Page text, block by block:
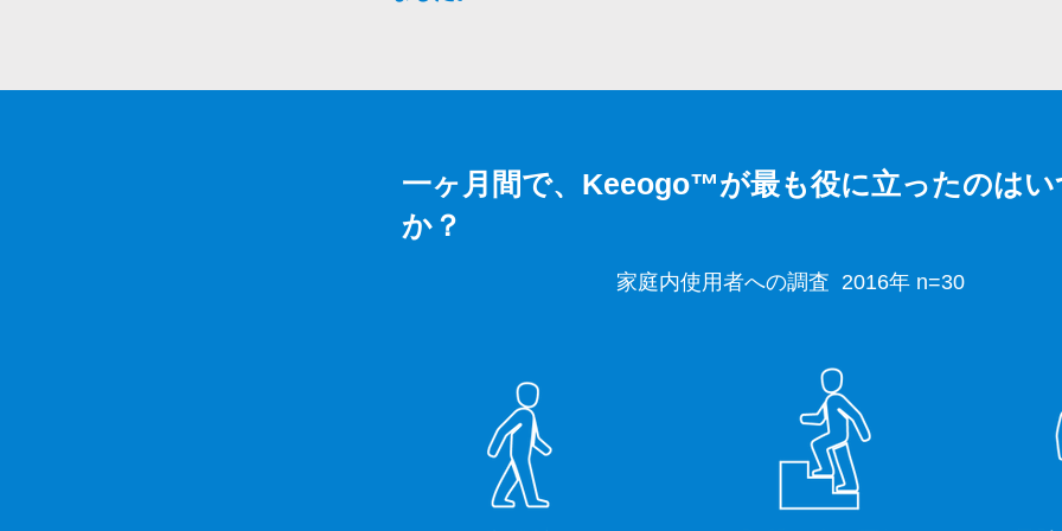
一ヶ月間で、Keeogo™が最も役に立ったのは
か？
家庭内使用者への調査 2016年 n=30